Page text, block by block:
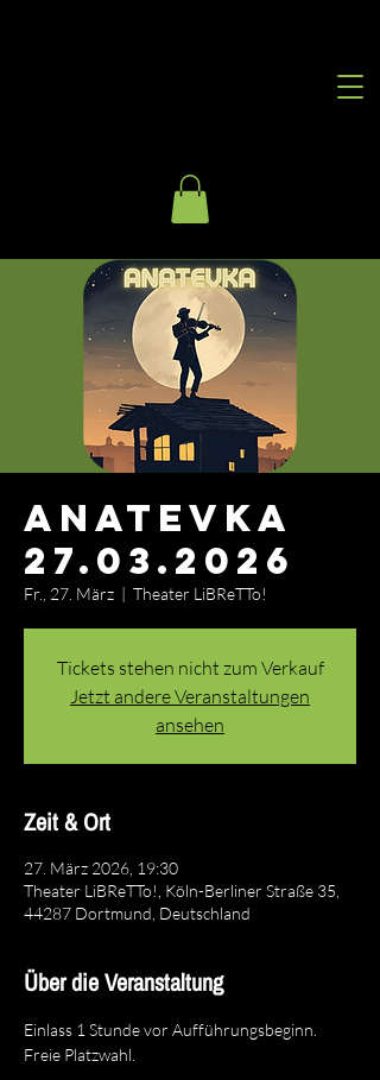
Anatevka
27.03.2026
Fr., 27. März
  |
Theater LiBReTTo!
Tickets stehen nicht zum Verkauf
Jetzt andere Veranstaltungen
ansehen
Zeit & Ort
27. März 2026, 19:30
Theater LiBReTTo!, Köln-Berliner Straße 35,
44287 Dortmund, Deutschland
Über die Veranstaltung
Einlass 1 Stunde vor Aufführungsbeginn.
Freie Platzwahl.